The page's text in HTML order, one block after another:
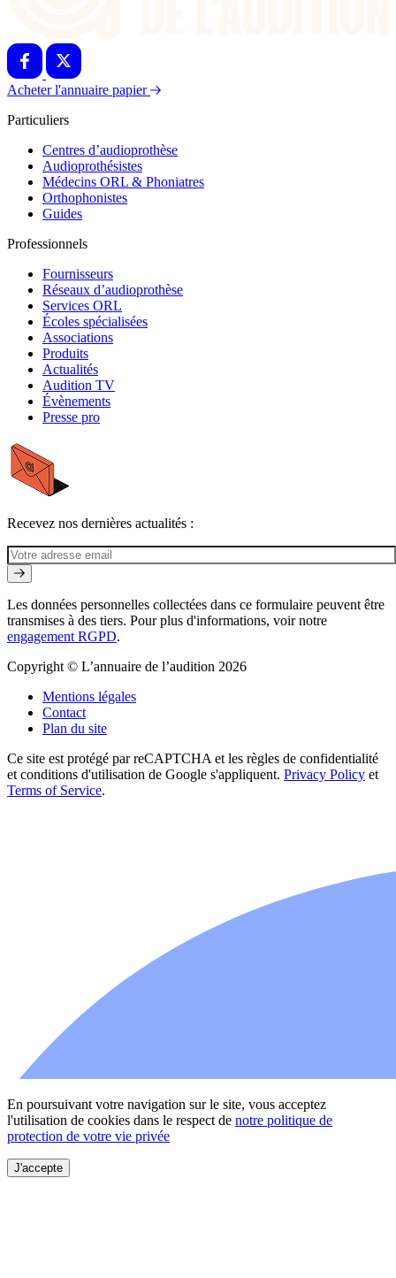
Acheter l'annuaire papier
Particuliers
Centres d’audioprothèse
Audioprothésistes
Médecins ORL & Phoniatres
Orthophonistes
Guides
Professionnels
Fournisseurs
Réseaux d’audioprothèse
Services ORL
Écoles spécialisées
Associations
Produits
Actualités
Audition TV
Évènements
Presse pro
Recevez nos dernières actualités :
Les données personnelles collectées dans ce formulaire peuvent être
transmises à des tiers. Pour plus d'informations, voir notre
engagement RGPD.
Copyright © L’annuaire de l’audition 2026
Mentions légales
Contact
Plan du site
Ce site est protégé par reCAPTCHA et les règles de confidentialité
et conditions d'utilisation de Google s'appliquent. Privacy Policy et
Terms of Service.
En poursuivant votre navigation sur le site, vous acceptez
l'utilisation de cookies dans le respect de notre politique de
protection de votre vie privée
J'accepte